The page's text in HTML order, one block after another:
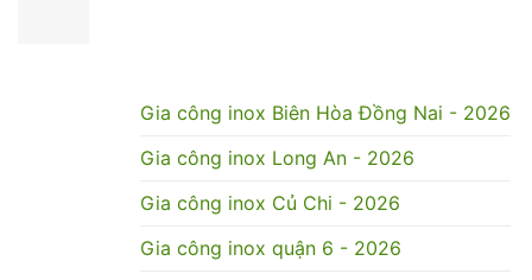
Gia công inox Biên Hòa Đồng Nai - 2026
Gia công inox Long An - 2026
Gia công inox Củ Chi - 2026
Gia công inox quận 6 - 2026